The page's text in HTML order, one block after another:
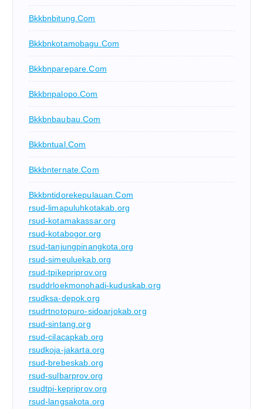
Bkkbnbitung.com
Bkkbnkotamobagu.com
Bkkbnparepare.com
Bkkbnpalopo.com
Bkkbnbaubau.com
Bkkbntual.com
Bkkbnternate.com
Bkkbntidorekepulauan.com
rsud-limapuluhkotakab.org
rsud-kotamakassar.org
rsud-kotabogor.org
rsud-tanjungpinangkota.org
rsud-simeuluekab.org
rsud-tpikepriprov.org
rsuddrloekmonohadi-kuduskab.org
rsudksa-depok.org
rsudrtnotopuro-sidoarjokab.org
rsud-sintang.org
rsud-cilacapkab.org
rsudkoja-jakarta.org
rsud-brebeskab.org
rsud-sulbarprov.org
rsudtpi-kepriprov.org
rsud-langsakota.org